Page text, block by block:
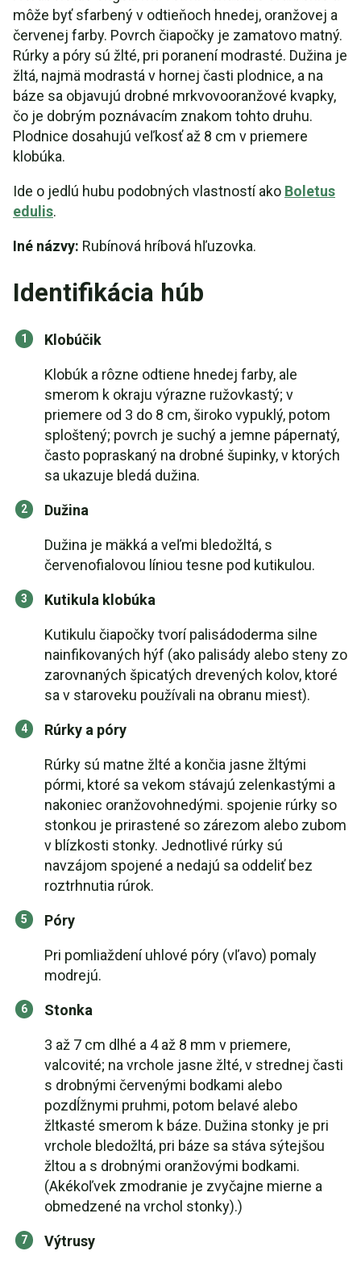
môže byť sfarbený v odtieňoch hnedej, oranžovej a
červenej farby. Povrch čiapočky je zamatovo matný.
Rúrky a póry sú žlté, pri poranení modrasté. Dužina je
žltá, najmä modrastá v hornej časti plodnice, a na
báze sa objavujú drobné mrkvovooranžové kvapky,
čo je dobrým poznávacím znakom tohto druhu.
Plodnice dosahujú veľkosť až 8 cm v priemere
klobúka.
Ide o jedlú hubu podobných vlastností ako Boletus
edulis.
Iné názvy: Rubínová hríbová hľuzovka.
Identifikácia húb
Klobúčik
Klobúk a rôzne odtiene hnedej farby, ale
smerom k okraju výrazne ružovkastý; v
priemere od 3 do 8 cm, široko vypuklý, potom
sploštený; povrch je suchý a jemne pápernatý,
často popraskaný na drobné šupinky, v ktorých
sa ukazuje bledá dužina.
Dužina
Dužina je mäkká a veľmi bledožltá, s
červenofialovou líniou tesne pod kutikulou.
Kutikula klobúka
Kutikulu čiapočky tvorí palisádoderma silne
nainfikovaných hýf (ako palisády alebo steny zo
zarovnaných špicatých drevených kolov, ktoré
sa v staroveku používali na obranu miest).
Rúrky a póry
Rúrky sú matne žlté a končia jasne žltými
pórmi, ktoré sa vekom stávajú zelenkastými a
nakoniec oranžovohnedými. spojenie rúrky so
stonkou je prirastené so zárezom alebo zubom
v blízkosti stonky. Jednotlivé rúrky sú
navzájom spojené a nedajú sa oddeliť bez
roztrhnutia rúrok.
Póry
Pri pomliaždení uhlové póry (vľavo) pomaly
modrejú.
Stonka
3 až 7 cm dlhé a 4 až 8 mm v priemere,
valcovité; na vrchole jasne žlté, v strednej časti
s drobnými červenými bodkami alebo
pozdĺžnymi pruhmi, potom belavé alebo
žltkasté smerom k báze. Dužina stonky je pri
vrchole bledožltá, pri báze sa stáva sýtejšou
žltou a s drobnými oranžovými bodkami.
(Akékoľvek zmodranie je zvyčajne mierne a
obmedzené na vrchol stonky).)
Výtrusy